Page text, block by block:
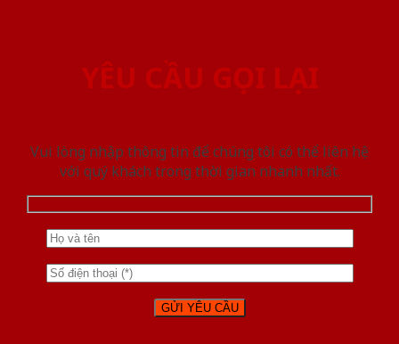
YÊU CẦU GỌI LẠI
Vui lòng nhập thông tin để chúng tôi có thể liên hệ
với quý khách trong thời gian nhanh nhất.